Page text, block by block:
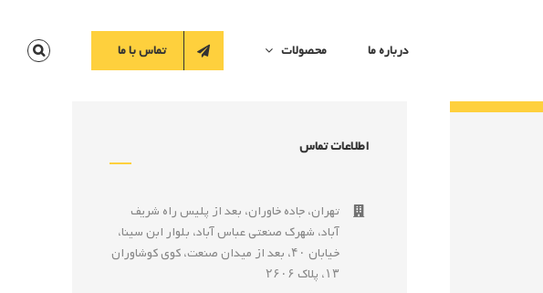
درباره ما محصولات تماس با ما
اطلاعات تماس
تهران، جاده خاوران، بعد از پليس راه شريف
آباد، شهرک صنعتى عباس آباد، بلوار ابن سينا،
خيابان ۴۰، بعد از ميدان صنعت، كوی كوشاوران
۱۳، پلاک ۲۶۰۶